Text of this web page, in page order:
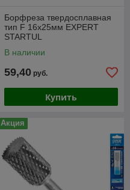
Борфреза твердосплавная
тип F 16x25мм EXPERT
STARTUL
В наличии
59,40 руб.
Купить
Акция